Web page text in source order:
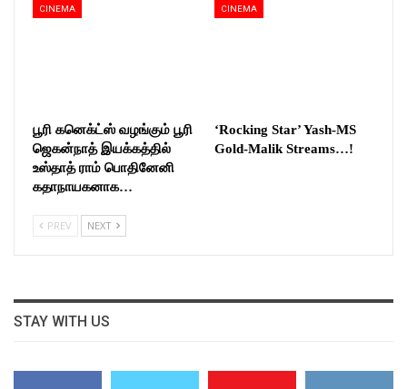
CINEMA
பூரி கனெக்ட்ஸ் வழங்கும் பூரி
ஜெகன்நாத் இயக்கத்தில்
உஸ்தாத் ராம் பொதினேனி
கதாநாயகனாக…
CINEMA
‘Rocking Star’ Yash-MS
Gold-Malik Streams…!
PREV NEXT
STAY WITH US